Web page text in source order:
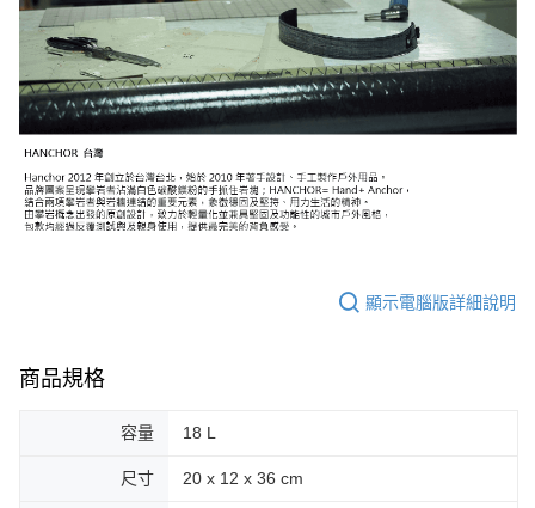
顯示電腦版詳細說明
商品規格
容量 18 L
尺寸 20 x 12 x 36 cm